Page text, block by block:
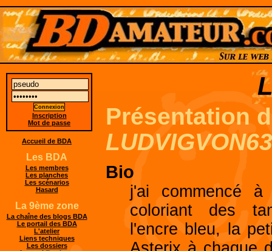
Présentation
LUDVIGVON63
Bio
j'ai commencé
coloriant des
l'encre bleu, la
Inscription
Mot de passe
Accueil de BDA
Les BDA
Les membres
Les planches
Les scénarios
Hasard
La 9ème zone
La chaîne des blogs BDA
Le portail des BDA
L'atelier
Liens techniques
Les dossiers